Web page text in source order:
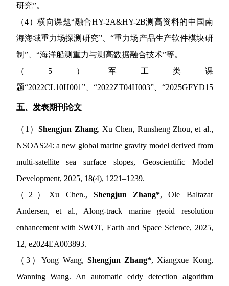
研究”。
（4）横向课题“融合HY-2A&HY-2B测高资料的中国南
海海域重力场探测研究”、“重力场产品生产软件模块研
制”、“海洋船测重力与测高数据融合技术”等。
（ 5 ）军工类课
题“2022CL10H001”、“2022ZT04H003”、“2025GFYD15”
五、发表期刊论文
（ 1 ）Shengjun Zhang, Xu Chen, Runsheng Zhou, et al.,
NSOAS24: a new global marine gravity model derived from
multi-satellite sea surface slopes, Geoscientific Model
Development, 2025, 18(4), 1221–1239.
（ 2 ） Xu Chen., Shengjun Zhang*, Ole Baltazar
Andersen, et al., Along-track marine geoid resolution
enhancement with SWOT, Earth and Space Science, 2025,
12, e2024EA003893.
（ 3）Yong Wang, Shengjun Zhang*, Xiangxue Kong,
Wanning Wang. An automatic eddy detection algorithm